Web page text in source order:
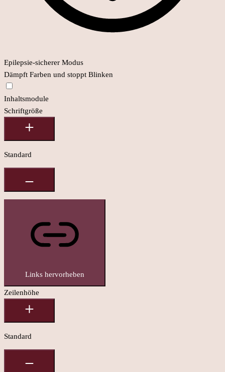
Epilepsie-sicherer Modus
Dämpft Farben und stoppt Blinken
Inhaltsmodule
Schriftgröße
Standard
Links hervorheben
Zeilenhöhe
Standard